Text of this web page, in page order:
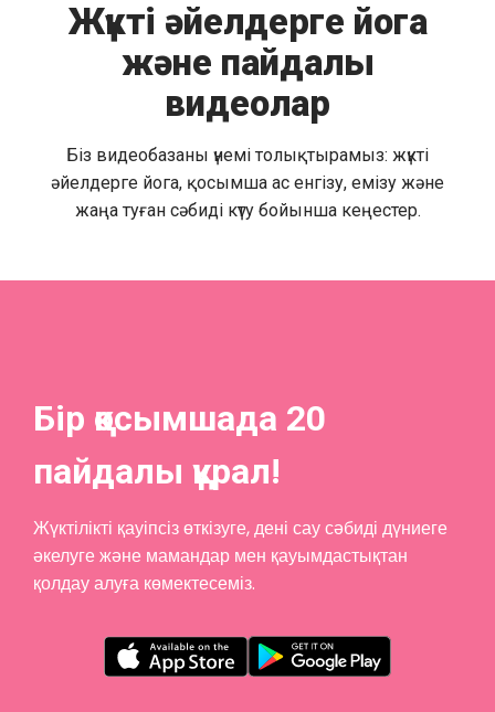
Жүкті әйелдерге йога
және пайдалы
видеолар
Біз видеобазаны үнемі толықтырамыз: жүкті
әйелдерге йога, қосымша ас енгізу, емізу және
жаңа туған сәбиді күту бойынша кеңестер.
Бір қосымшада 20
пайдалы құрал!
Жүктілікті қауіпсіз өткізуге, дені сау сәбиді дүниеге
әкелуге және мамандар мен қауымдастықтан
қолдау алуға көмектесеміз.